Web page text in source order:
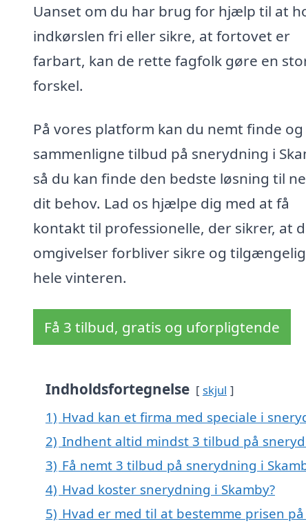
Uanset om du har brug for hjælp til at
indkørslen fri eller sikre, at fortovet er
farbart, kan de rette fagfolk gøre en
forskel.
På vores platform kan du nemt finde og
sammenligne tilbud på snerydning i
så du kan finde den bedste løsning til
dit behov. Lad os hjælpe dig med at få
kontakt til professionelle, der sikrer, at
omgivelser forbliver sikre og
hele vinteren.
Få 3 tilbud, gratis og uforpligtende
Indholdsfortegnelse skjul
1) Hvad kan et firma med speciale i
2) Indhent altid mindst 3 tilbud på
3) Få nemt 3 tilbud på snerydning i
4) Hvad koster snerydning i Skamby?
5) Hvad er med til at bestemme prisen